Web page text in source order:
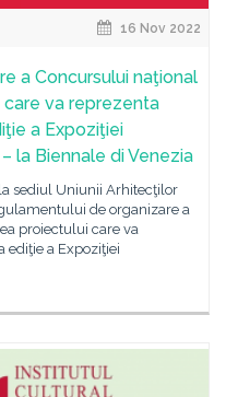
16 Nov 2022
a Concursului naţional
va reprezenta
a Expoziţiei
la Biennale di Venezia
sediul Uniunii Arhitecţilor
de organizare a
proiectului care va
ediţie a Expoziţiei